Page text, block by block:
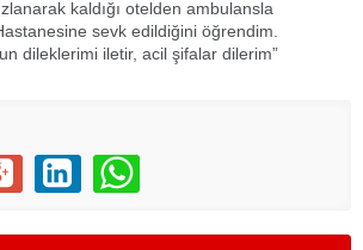
kaldığı otelden ambulansla
sevk edildiğini öğrendim.
dileklerimi iletir, acil şifalar dilerim”